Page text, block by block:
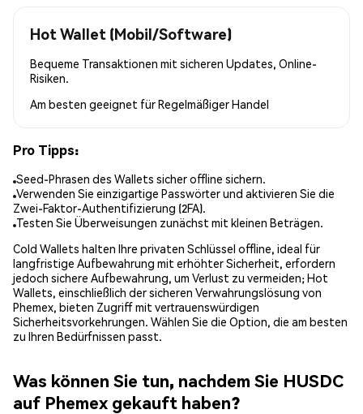
Hot Wallet (Mobil/Software)
Bequeme Transaktionen mit sicheren Updates, Online-
Risiken.
Am besten geeignet fürRegelmäßiger Handel
Pro Tipps:
Seed-Phrasen des Wallets sicher offline sichern.
Verwenden Sie einzigartige Passwörter und aktivieren Sie die
Zwei-Faktor-Authentifizierung (2FA).
Testen Sie Überweisungen zunächst mit kleinen Beträgen.
Cold Wallets halten Ihre privaten Schlüssel offline, ideal für
langfristige Aufbewahrung mit erhöhter Sicherheit, erfordern
jedoch sichere Aufbewahrung, um Verlust zu vermeiden; Hot
Wallets, einschließlich der sicheren Verwahrungslösung von
Phemex, bieten Zugriff mit vertrauenswürdigen
Sicherheitsvorkehrungen. Wählen Sie die Option, die am besten
zu Ihren Bedürfnissen passt.
Was können Sie tun, nachdem Sie HUSDC
auf Phemex gekauft haben?